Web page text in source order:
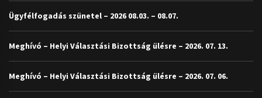
Ügyfélfogadás szünetel – 2026 08.03. – 08.07.
Meghívó – Helyi Választási Bizottság ülésre – 2026. 07. 13.
Meghívó – Helyi Választási Bizottság ülésre – 2026. 07. 06.